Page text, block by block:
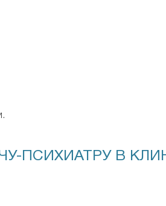
ПСИХИАТРУ В